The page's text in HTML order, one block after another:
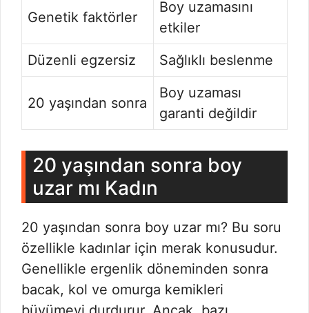
Genetik faktörler
Boy uzamasını
etkiler
Düzenli egzersiz
Sağlıklı beslenme
20 yaşından sonra
Boy uzaması
garanti değildir
20 yaşından sonra boy
uzar mı Kadın
20 yaşından sonra boy uzar mı? Bu soru
özellikle kadınlar için merak konusudur.
Genellikle ergenlik döneminden sonra
bacak, kol ve omurga kemikleri